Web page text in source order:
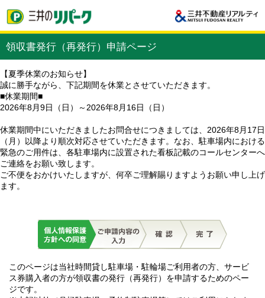
領収書発行（再発行）申請ページ
【夏季休業のお知らせ】
誠に勝手ながら、下記期間を休業とさせていただきます。
■休業期間■
2026年8月9日（日）～2026年8月16日（日）
休業期間中にいただきましたお問合せにつきましては、2026年8月17日
（月）以降より順次対応させていただきます。なお、駐車場内における
緊急のご用件は、各駐車場内に設置された看板記載のコールセンターへ
ご連絡をお願い致します。
ご不便をおかけいたしますが、何卒ご理解賜りますようお願い申し上げ
ます。
このページは当社時間貸し駐車場・駐輪場ご利用者の方、サービ
ス券購入者の方が領収書の発行（再発行）を申請するためのペー
ジです。